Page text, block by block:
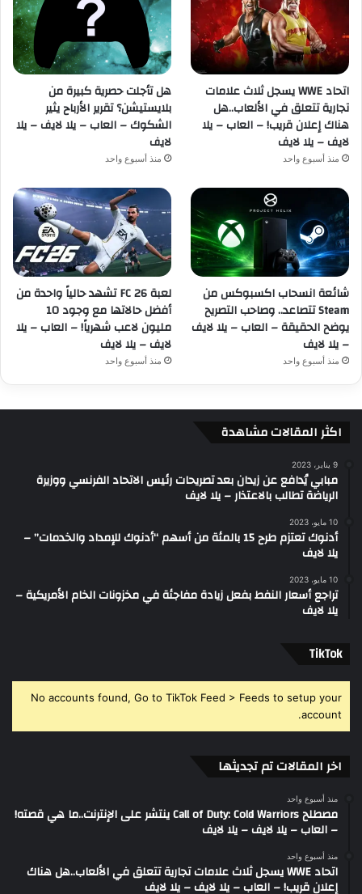
اتحاد WWE يسجل ثلاث علامات
تجارية تتعلق في الألعاب..هل
هناك إعلان قريب! – العاب – يلا
لايف – يلا لايف
منذ أسبوع واحد
هل تأجلت حصرية كبيرة من
بلايستيشن؟ تقرير الأرباح يثير
الشكوك – العاب – يلا لايف – يلا
لايف
منذ أسبوع واحد
شائعة انسحاب اكسبوكس من
Steam تتصاعد.. وصاحب التصريح
يوضح الحقيقة – العاب – يلا لايف
– يلا لايف
منذ أسبوع واحد
لعبة FC 26 تشهد حالياً واحدة من
أفضل حالاتها مع وجود 10
مليون لاعب شهرياً! – العاب – يلا
لايف – يلا لايف
منذ أسبوع واحد
اكثر المقالات مشاهدة
9 يناير، 2023
مبابي يُدافع عن زيدان بعد تصريحات رئيس الاتحاد الفرنسي ووزيرة
الرياضة تطالب بالاعتذار – يلا لايف
10 مايو، 2023
أدنوك تعتزم طرح 15 بالمئة من أسهم “أدنوك للإمداد والخدمات” –
يلا لايف
10 مايو، 2023
تراجع أسعار النفط بفعل زيادة مفاجئة في مخزونات الخام الأمريكية –
يلا لايف
‫TikTok
No accounts found, Go to TikTok Feed > Feeds to setup your
account.
اخر المقالات تم تجديثها
منذ أسبوع واحد
مصطلح Call of Duty: Cold Warriors ينتشر على الإنترنت..ما هي قصته!
– العاب – يلا لايف – يلا لايف
منذ أسبوع واحد
اتحاد WWE يسجل ثلاث علامات تجارية تتعلق في الألعاب..هل هناك
إعلان قريب! – العاب – يلا لايف – يلا لايف